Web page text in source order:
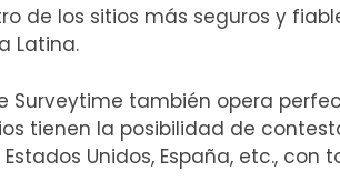
de los sitios más seguros y
Latina.
Surveytime también opera
tienen la posibilidad de
Estados Unidos, España, etc.,